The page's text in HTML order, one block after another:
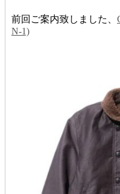
前回ご案内致しました、
N-1)